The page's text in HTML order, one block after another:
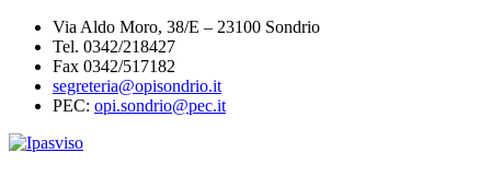
Salta
contenuto
Via Aldo Moro, 38/E – 23100 Sondrio
Tel. 0342/218427
Fax 0342/517182
segreteria@opisondrio.it
PEC: opi.sondrio@pec.it